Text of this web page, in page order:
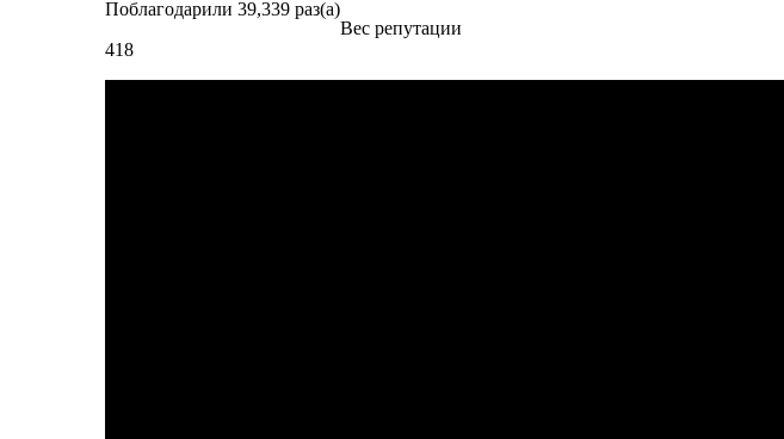
Поблагодарили 39,339 раз(а)
Вес репутации
418